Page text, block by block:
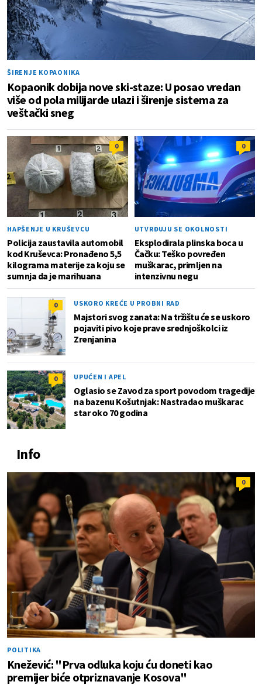
ŠIRENJE KOPAONIKA
Kopaonik dobija nove ski-staze: U posao vredan
više od pola milijarde ulazi i širenje sistema za
veštački sneg
0
HAPŠENJE U KRUŠEVCU
Policija zaustavila automobil
kod Kruševca: Pronađeno 5,5
kilograma materije za koju se
sumnja da je marihuana
0
UTVRĐUJU SE OKOLNOSTI
Eksplodirala plinska boca u
Čačku: Teško povređen
muškarac, primljen na
intenzivnu negu
0 USKORO KREĆE U PROBNI RAD
Majstori svog zanata: Na tržištu će se uskoro
pojaviti pivo koje prave srednjoškolci iz
Zrenjanina
0 UPUĆEN I APEL
Oglasio se Zavod za sport povodom tragedije
na bazenu Košutnjak: Nastradao muškarac
star oko 70 godina
Info
0
POLITIKA
Knežević: "Prva odluka koju ću doneti kao
premijer biće otpriznavanje Kosova"